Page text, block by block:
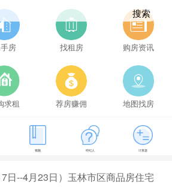
搜索
房 找租房 购房资讯
求租 荐房赚佣 地图找房
视频 经纪人 计算器
林房价为5114元/㎡
日--4月23日）玉林市区商品房住宅